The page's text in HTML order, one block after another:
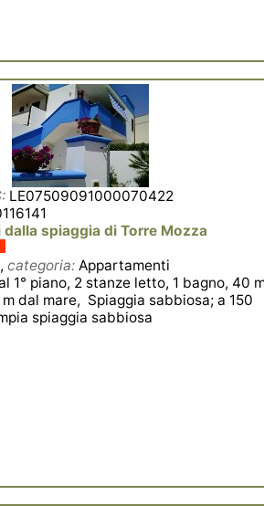
LE07509091000070422
spiaggia di Torre Mozza
categoria: Appartamenti
1° piano, 2 stanze letto, 1 bagno, 40
dal mare, Spiaggia sabbiosa; a 150
spiaggia sabbiosa